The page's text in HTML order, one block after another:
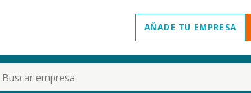
AÑADE TU EMPRESA